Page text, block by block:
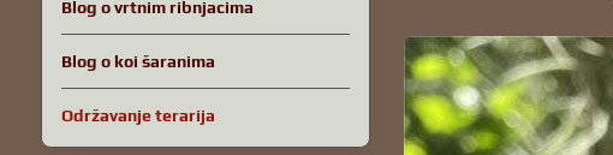
Blog o vrtnim ribnjacima
Blog o koi šaranima
Održavanje terarija